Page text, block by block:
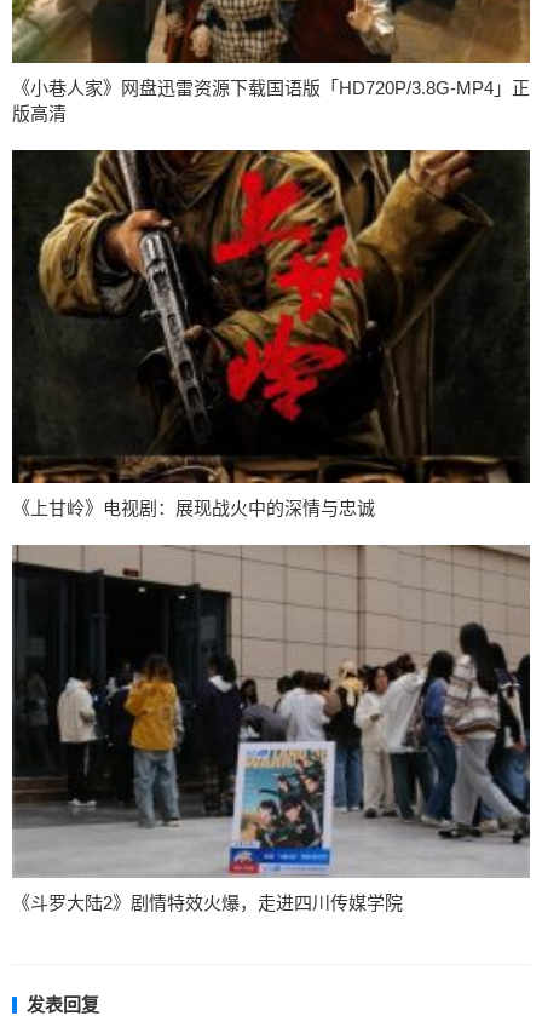
《小巷人家》网盘迅雷资源下载国语版「HD720P/3.8G-MP4」正
版高清
《上甘岭》电视剧：展现战火中的深情与忠诚
《斗罗大陆2》剧情特效火爆，走进四川传媒学院
发表回复